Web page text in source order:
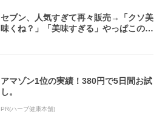
セブン、人気すぎて再々販売→「クソ美
味くね？」「美味すぎる」やっぱこのク
アマゾン1位の実績！380円で5日間お試
し。
PR(ハーブ健康本舗)